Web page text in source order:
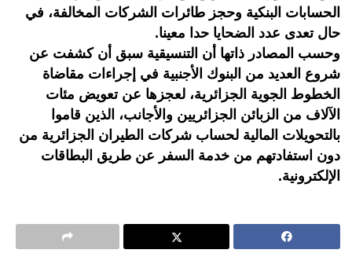
الحسابات البنكية وحجز طائرات الشركات المخالفة، في
حال تعدى عدد الضحايا حدا معينا.
وحسب المصادر ذاتها أن التنسيقية سبق أن كشفت عن
شروع العديد من البنوك الأجنبية في إجراءات مقاضاة
الخطوط الجوية الجزائرية، لعجزها عن تعويض مئات
الآلاف من الزبائن الجزائريين والأجانب، الذين قاموا
بالتحويلات المالية لحساب شركات الطيران الجزائرية من
دون استفادتهم من خدمة السفر عن طريق البطاقات
الإلكترونية.